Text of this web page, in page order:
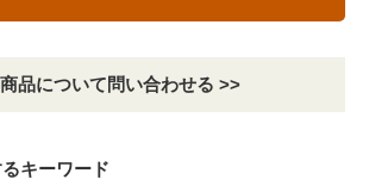
品について問い合わせる >>
キーワード